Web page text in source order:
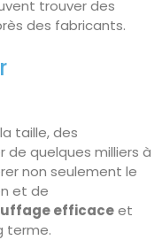
trouver des
des fabricants.
taille, des
de quelques milliers à
non seulement le
et de
efficaceet
terme.